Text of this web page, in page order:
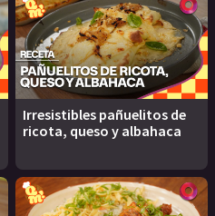
Irresistibles pañuelitos de
ricota, queso y albahaca